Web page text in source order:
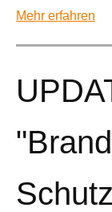
Mehr erfahren